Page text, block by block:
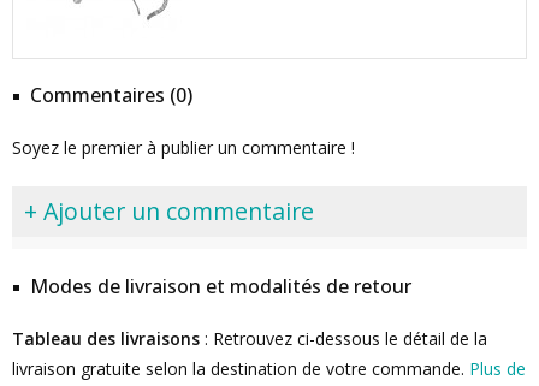
Commentaires (0)
Soyez le premier à publier un commentaire !
+ Ajouter un commentaire
Modes de livraison et modalités de retour
Tableau des livraisons : Retrouvez ci-dessous le détail de la
livraison gratuite selon la destination de votre commande. Plus de